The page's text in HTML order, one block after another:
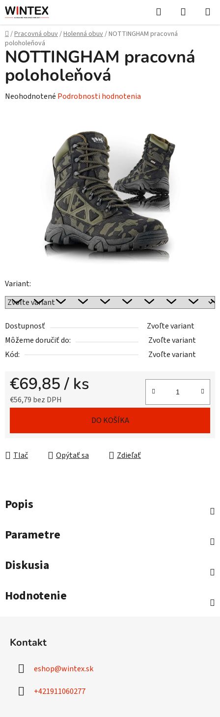
Prejsť
na
obsah
Hľadať
KOŠÍK
Domov
/Pracovná obuv/Holenná obuv/NOTTINGHAM pracovná
poloholeňová
Variant:
Dostupnosť
Zvoľte variant
Môžeme doručiť do:
Zvoľte variant
Kód:
Zvoľte variant
€69,85/ ks
€56,79 bez DPH
DO KOŠÍKA
Tlač Opýtať sa Zdieľať
NOTTINGHAM pracovná
poloholeňová
Priemerné
Neohodnotené Podrobnosti hodnotenia
Popis
Parametre
Diskusia
Hodnotenie
Kontakt
eshop@wintex.sk
+421911060277